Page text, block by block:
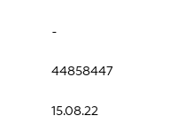
-
44858447
15.08.22